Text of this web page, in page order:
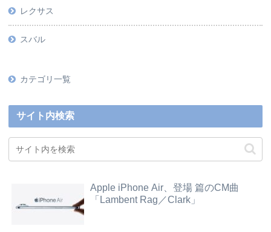
レクサス
スバル
カテゴリ一覧
サイト内検索
Apple iPhone Air、登場 篇のCM曲
「Lambent Rag／Clark」